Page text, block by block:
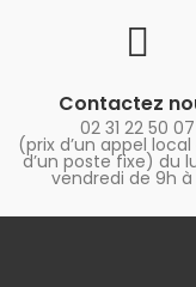
Contactez
02 31 22 50 07
(prix d’un appel
d’un poste fixe) du
vendredi de 9h à